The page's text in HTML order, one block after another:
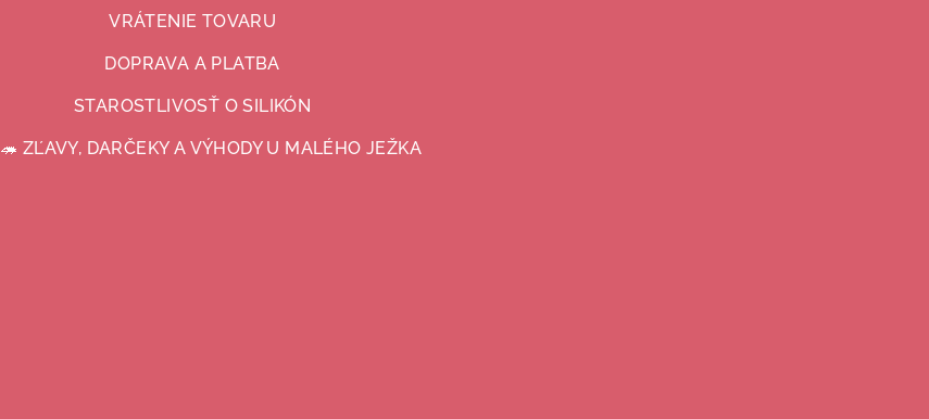
VRÁTENIE TOVARU
DOPRAVA A PLATBA
STAROSTLIVOSŤ O SILIKÓN
🦔 ZĽAVY, DARČEKY A VÝHODY U MALÉHO JEŽKA